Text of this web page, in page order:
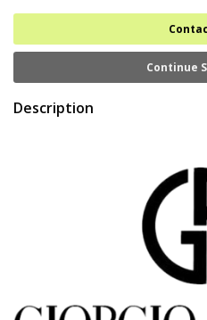
Continue
Description